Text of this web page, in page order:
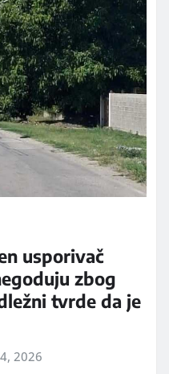
usporivač
zbog
tvrde da je
2026